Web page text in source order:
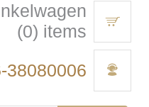
(0) items
38080006